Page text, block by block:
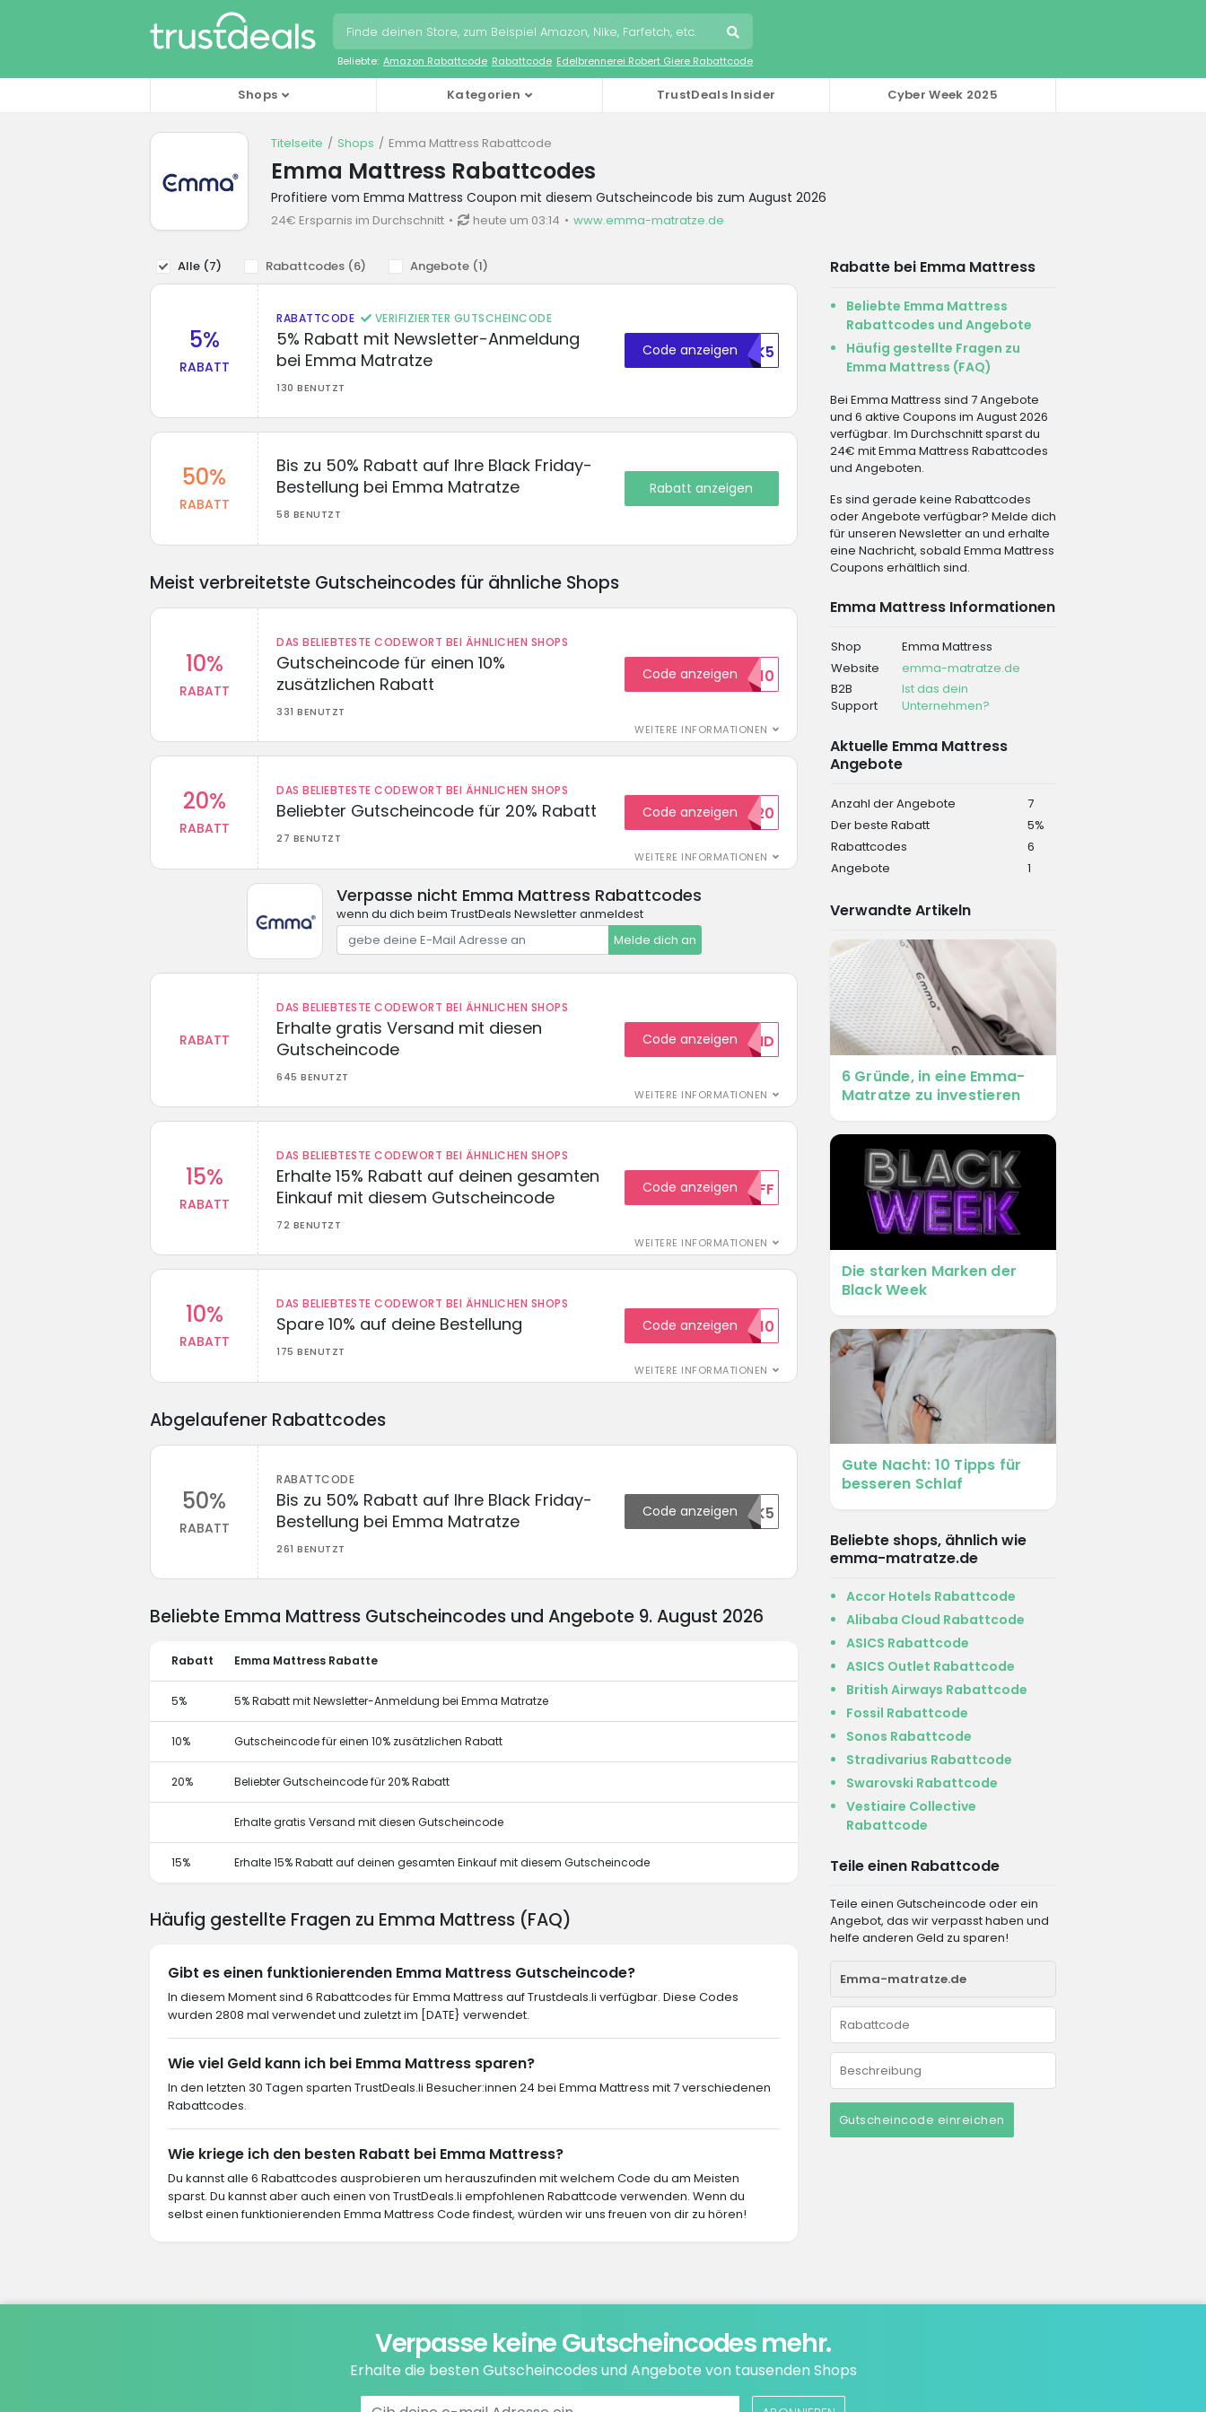
Beliebte: Amazon Rabattcode Rabattcode Edelbrennerei Robert Giere Rabattcode
Shops Kategorien TrustDeals Insider Cyber Week 2025
Titelseite Shops Emma Mattress Rabattcode
Emma Mattress Rabattcodes
Profitiere vom Emma Mattress Coupon mit diesem Gutscheincode bis zum August 2026
24€ Ersparnis im Durchschnitt heute um 03:14 www.emma-matratze.de
Alle (7) Rabattcodes (6) Angebote (1)
5%
RABATT
RABATTCODE VERIFIZIERTER GUTSCHEINCODE
5% Rabatt mit Newsletter-Anmeldung
bei Emma Matratze
130 BENUTZT
Code anzeigen48411OTK5
50%
RABATT
Bis zu 50% Rabatt auf Ihre Black Friday-
Bestellung bei Emma Matratze
58 BENUTZT
Rabatt anzeigen
Meist verbreitetste Gutscheincodes für ähnliche Shops
10%
RABATT
DAS BELIEBTESTE CODEWORT BEI ÄHNLICHEN SHOPS
Gutscheincode für einen 10%
zusätzlichen Rabatt
331 BENUTZT
WEITERE INFORMATIONEN
Code anzeigenHELLO10
20%
RABATT
DAS BELIEBTESTE CODEWORT BEI ÄHNLICHEN SHOPS
Beliebter Gutscheincode für 20% Rabatt
27 BENUTZT
WEITERE INFORMATIONEN
Code anzeigen
WELCOME20
Verpasse nicht Emma Mattress Rabattcodes
wenn du dich beim TrustDeals Newsletter anmeldest
Melde dich an
RABATT
DAS BELIEBTESTE CODEWORT BEI ÄHNLICHEN SHOPS
Erhalte gratis Versand mit diesen
Gutscheincode
645 BENUTZT
WEITERE INFORMATIONEN
Code anzeigen
GRATISVERSAND
15%
RABATT
DAS BELIEBTESTE CODEWORT BEI ÄHNLICHEN SHOPS
Erhalte 15% Rabatt auf deinen gesamten
Einkauf mit diesem Gutscheincode
72 BENUTZT
WEITERE INFORMATIONEN
Code anzeigen15OFF
10%
RABATT
DAS BELIEBTESTE CODEWORT BEI ÄHNLICHEN SHOPS
Spare 10% auf deine Bestellung
175 BENUTZT
WEITERE INFORMATIONEN
Code anzeigen
WILKOMMEN10
Abgelaufener Rabattcodes
50%
RABATT
RABATTCODE
Bis zu 50% Rabatt auf Ihre Black Friday-
Bestellung bei Emma Matratze
261 BENUTZT
Code anzeigen
48410OTK5
Rabatte bei Emma Mattress
Beliebte Emma Mattress
Rabattcodes und Angebote
Häufig gestellte Fragen zu
Emma Mattress (FAQ)
Bei Emma Mattress sind 7 Angebote
und 6 aktive Coupons im August 2026
verfügbar. Im Durchschnitt sparst du
24€ mit Emma Mattress Rabattcodes
und Angeboten.
Es sind gerade keine Rabattcodes
oder Angebote verfügbar? Melde dich
für unseren Newsletter an und erhalte
eine Nachricht, sobald Emma Mattress
Coupons erhältlich sind.
Emma Mattress Informationen
Shop
Emma Mattress
Website
emma-matratze.de
B2B
Support
Ist das dein
Unternehmen?
Aktuelle Emma Mattress
Angebote
Anzahl der Angebote
7
Der beste Rabatt
5%
Rabattcodes
6
Angebote
1
Verwandte Artikeln
6 Gründe, in eine Emma-
Matratze zu investieren
Die starken Marken der
Black Week
Gute Nacht: 10 Tipps für
besseren Schlaf
Beliebte shops, ähnlich wie
emma-matratze.de
Accor Hotels Rabattcode
Alibaba Cloud Rabattcode
ASICS Rabattcode
ASICS Outlet Rabattcode
British Airways Rabattcode
Fossil Rabattcode
Sonos Rabattcode
Stradivarius Rabattcode
Swarovski Rabattcode
Vestiaire Collective
Rabattcode
Teile einen Rabattcode
Teile einen Gutscheincode oder ein
Angebot, das wir verpasst haben und
helfe anderen Geld zu sparen!
Gutscheincode einreichen
Beliebte Emma Mattress Gutscheincodes und Angebote 9. August 2026
Rabatt Emma Mattress Rabatte
5% 5% Rabatt mit Newsletter-Anmeldung bei Emma Matratze
10% Gutscheincode für einen 10% zusätzlichen Rabatt
20% Beliebter Gutscheincode für 20% Rabatt
Erhalte gratis Versand mit diesen Gutscheincode
15% Erhalte 15% Rabatt auf deinen gesamten Einkauf mit diesem Gutscheincode
Häufig gestellte Fragen zu Emma Mattress (FAQ)
Gibt es einen funktionierenden Emma Mattress Gutscheincode?
In diesem Moment sind 6 Rabattcodes für Emma Mattress auf Trustdeals.li verfügbar. Diese Codes
wurden 2808 mal verwendet und zuletzt im [DATE} verwendet.
Wie viel Geld kann ich bei Emma Mattress sparen?
In den letzten 30 Tagen sparten TrustDeals.li Besucher:innen 24 bei Emma Mattress mit 7 verschiedenen
Rabattcodes.
Wie kriege ich den besten Rabatt bei Emma Mattress?
Du kannst alle 6 Rabattcodes ausprobieren um herauszufinden mit welchem Code du am Meisten
sparst. Du kannst aber auch einen von TrustDeals.li empfohlenen Rabattcode verwenden. Wenn du
selbst einen funktionierenden Emma Mattress Code findest, würden wir uns freuen von dir zu hören!
Verpasse keine Gutscheincodes mehr.
Erhalte die besten Gutscheincodes und Angebote von tausenden Shops